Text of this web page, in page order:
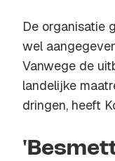
De organisatie
wel
Vanwege de
landelijke
dringen, heeft